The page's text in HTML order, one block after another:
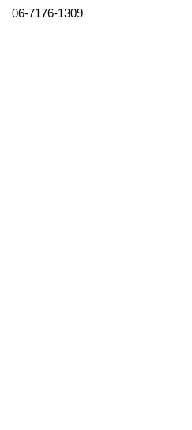
06-7176-1309